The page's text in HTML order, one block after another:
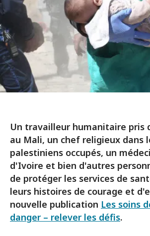
Un travailleur humanitaire pris
au Mali, un chef religieux dans
palestiniens occupés, un
d'Ivoire et bien d'autres
de protéger les services de
leurs histoires de courage et
nouvelle publication Les soins
danger – relever les défis.